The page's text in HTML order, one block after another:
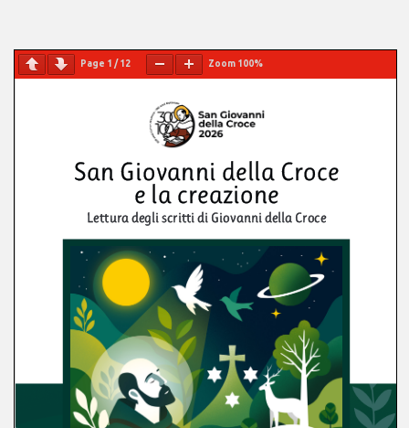
Page 1 /12 Zoom 100%